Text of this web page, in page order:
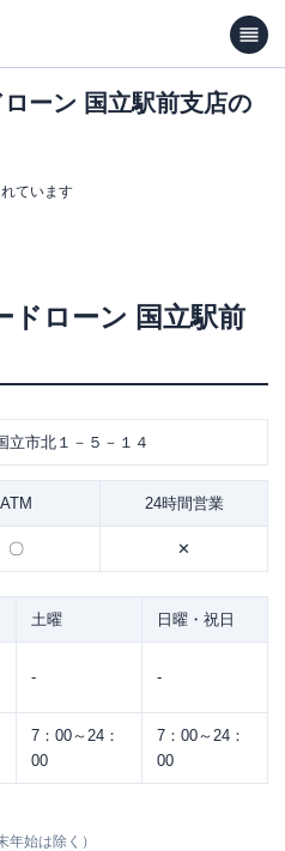
ーン 国立駅前支店の
ています
ドローン 国立駅前
立市北１－５－１４
ATM 24時間営業
〇 ✕
土曜 日曜・祝日
- -
7：00～24：
00
7：00～24：
00
始は除く）